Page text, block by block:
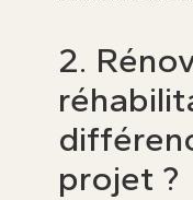
2.
projet ?